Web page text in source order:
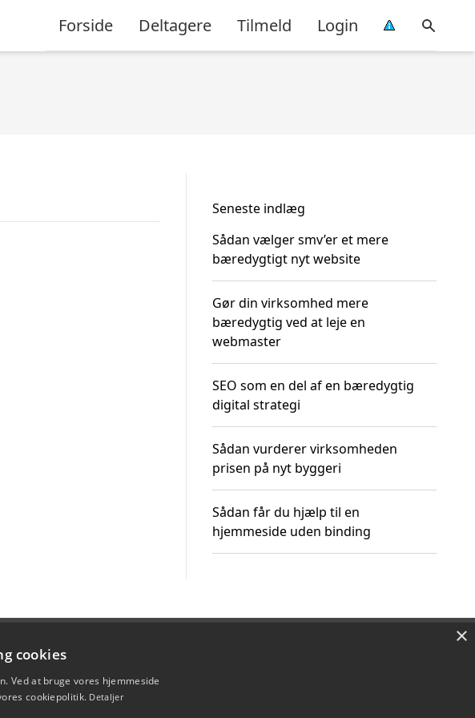
Forside Deltagere Tilmeld Login
Seneste indlæg
Sådan vælger smv’er et mere
bæredygtigt nyt website
Gør din virksomhed mere
bæredygtig ved at leje en
webmaster
SEO som en del af en bæredygtig
digital strategi
Sådan vurderer virksomheden
prisen på nyt byggeri
Sådan får du hjælp til en
hjemmeside uden binding
×
cookies
Ved at bruge vores hjemmeside
cookiepolitik. Detaljer